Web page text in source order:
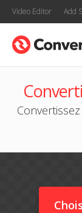
Video Editor Add